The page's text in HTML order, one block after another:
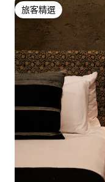
旅客精選
旅客精選